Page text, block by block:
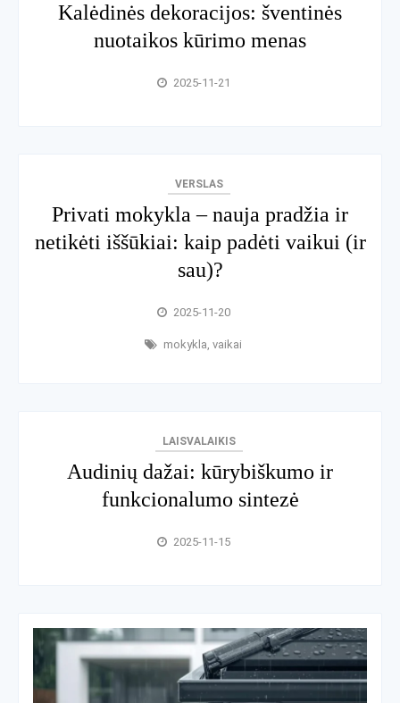
Kalėdinės dekoracijos: šventinės
nuotaikos kūrimo menas
2025-11-21
VERSLAS
Privati mokykla – nauja pradžia ir
netikėti iššūkiai: kaip padėti vaikui (ir
sau)?
2025-11-20
mokykla, vaikai
LAISVALAIKIS
Audinių dažai: kūrybiškumo ir
funkcionalumo sintezė
2025-11-15